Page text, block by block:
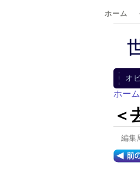
ホーム
オ
ホーム
＜
編集